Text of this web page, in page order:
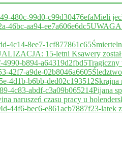
Mieli
15-letni Ksawery został
Pijana
naruszeń czasu pracy u
23-latek